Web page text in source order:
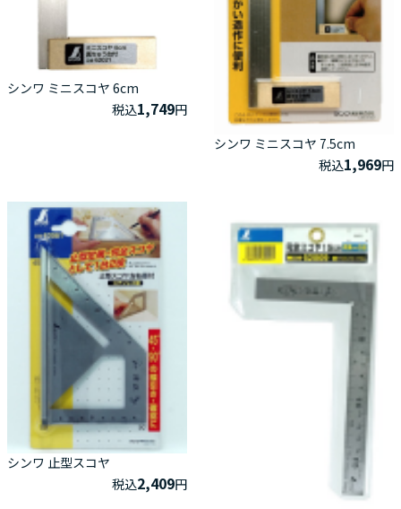
シンワ ミニスコヤ 6cm
税込1,749円
シンワ ミニスコヤ 7.5cm
税込1,969円
シンワ 止型スコヤ
税込2,409円